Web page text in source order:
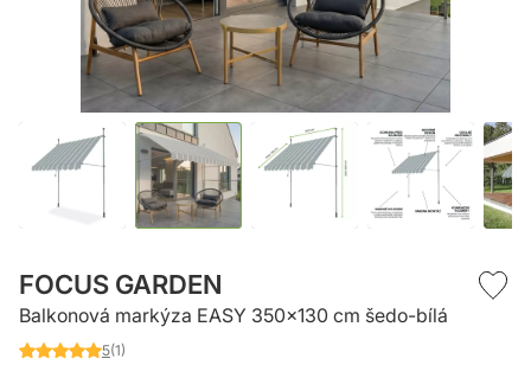
na
začátek
galerie
s
FOCUS GARDEN
Balkonová markýza EASY 350x130 cm šedo-bílá
Hodnocení:5(1)